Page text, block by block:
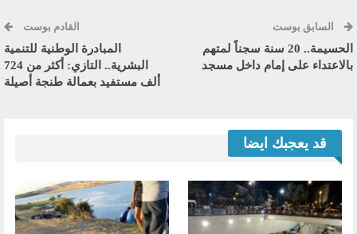
السابق بوست
الحسيمة.. 20 سنة سجناً لمتهم
بالاعتداء على إمام داخل مسجد
القادم بوست
المبادرة الوطنية للتنمية
البشرية.. التازي: أكثر من 724
ألف مستفيد بعمالة طنجة أصيلة
قد يعجبك ايضا